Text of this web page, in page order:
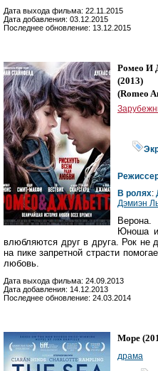
Дата выхода фильма: 22.11.2015
Дата добавления: 03.12.2015
Последнее обновление: 13.12.2015
Ромео И
(2013)
(Romeo
В ролях:
Дэмиэн
Юноша
влюбляются друг в друга. Рок не
на пике запретной страсти
любовь.
Дата выхода фильма: 24.09.2013
Дата добавления: 14.12.2013
Последнее обновление: 24.03.2014
Море
драма